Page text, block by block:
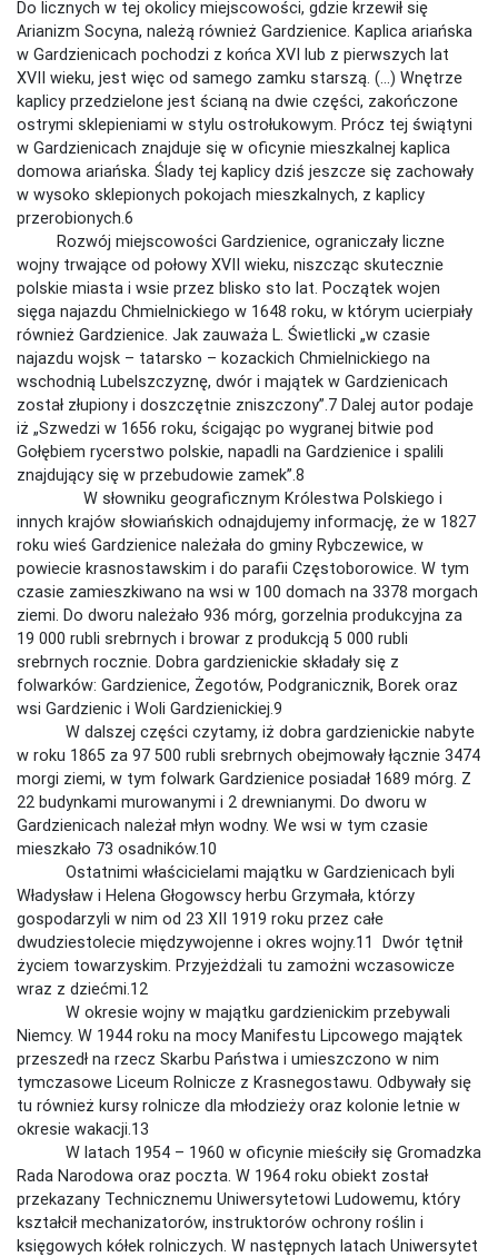
Do licznych w tej okolicy miejscowości, gdzie krzewił się
Arianizm Socyna, należą również Gardzienice. Kaplica ariańska
w Gardzienicach pochodzi z końca XVI lub z pierwszych lat
XVII wieku, jest więc od samego zamku starszą. (…) Wnętrze
kaplicy przedzielone jest ścianą na dwie części, zakończone
ostrymi sklepieniami w stylu ostrołukowym. Prócz tej świątyni
w Gardzienicach znajduje się w oficynie mieszkalnej kaplica
domowa ariańska. Ślady tej kaplicy dziś jeszcze się zachowały
w wysoko sklepionych pokojach mieszkalnych, z kaplicy
przerobionych.6
Rozwój miejscowości Gardzienice, ograniczały liczne
wojny trwające od połowy XVII wieku, niszcząc skutecznie
polskie miasta i wsie przez blisko sto lat. Początek wojen
sięga najazdu Chmielnickiego w 1648 roku, w którym ucierpiały
również Gardzienice. Jak zauważa L. Świetlicki „w czasie
najazdu wojsk – tatarsko – kozackich Chmielnickiego na
wschodnią Lubelszczyznę, dwór i majątek w Gardzienicach
został złupiony i doszczętnie zniszczony”.7 Dalej autor podaje
iż „Szwedzi w 1656 roku, ścigając po wygranej bitwie pod
Gołębiem rycerstwo polskie, napadli na Gardzienice i spalili
znajdujący się w przebudowie zamek”.8
W słowniku geograficznym Królestwa Polskiego i
innych krajów słowiańskich odnajdujemy informację, że w 1827
roku wieś Gardzienice należała do gminy Rybczewice, w
powiecie krasnostawskim i do parafii Częstoborowice. W tym
czasie zamieszkiwano na wsi w 100 domach na 3378 morgach
ziemi. Do dworu należało 936 mórg, gorzelnia produkcyjna za
19 000 rubli srebrnych i browar z produkcją 5 000 rubli
srebrnych rocznie. Dobra gardzienickie składały się z
folwarków: Gardzienice, Żegotów, Podgranicznik, Borek oraz
wsi Gardzienic i Woli Gardzienickiej.9
W dalszej części czytamy, iż dobra gardzienickie nabyte
w roku 1865 za 97 500 rubli srebrnych obejmowały łącznie 3474
morgi ziemi, w tym folwark Gardzienice posiadał 1689 mórg. Z
22 budynkami murowanymi i 2 drewnianymi. Do dworu w
Gardzienicach należał młyn wodny. We wsi w tym czasie
mieszkało 73 osadników.10
Ostatnimi właścicielami majątku w Gardzienicach byli
Władysław i Helena Głogowscy herbu Grzymała, którzy
gospodarzyli w nim od 23 XII 1919 roku przez całe
dwudziestolecie międzywojenne i okres wojny.11 Dwór tętnił
życiem towarzyskim. Przyjeżdżali tu zamożni wczasowicze
wraz z dziećmi.12
W okresie wojny w majątku gardzienickim przebywali
Niemcy. W 1944 roku na mocy Manifestu Lipcowego majątek
przeszedł na rzecz Skarbu Państwa i umieszczono w nim
tymczasowe Liceum Rolnicze z Krasnegostawu. Odbywały się
tu również kursy rolnicze dla młodzieży oraz kolonie letnie w
okresie wakacji.13
W latach 1954 – 1960 w oficynie mieściły się Gromadzka
Rada Narodowa oraz poczta. W 1964 roku obiekt został
przekazany Technicznemu Uniwersytetowi Ludowemu, który
kształcił mechanizatorów, instruktorów ochrony roślin i
księgowych kółek rolniczych. W następnych latach Uniwersytet